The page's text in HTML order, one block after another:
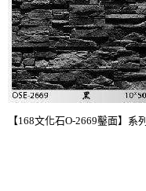
【168文化石O-2669鑿面】系列